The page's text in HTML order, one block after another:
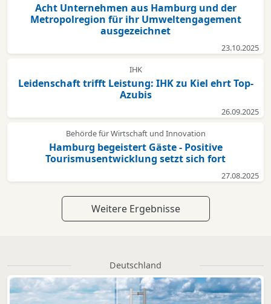
Acht Unternehmen aus Hamburg und der
Metropolregion für ihr Umweltengagement
ausgezeichnet
23.10.2025
IHK
Leidenschaft trifft Leistung: IHK zu Kiel ehrt Top-
Azubis
26.09.2025
Behörde für Wirtschaft und Innovation
Hamburg begeistert Gäste - Positive
Tourismusentwicklung setzt sich fort
27.08.2025
Weitere Ergebnisse
Deutschland